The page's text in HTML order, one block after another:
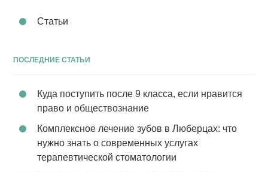
Статьи
ПОСЛЕДНИЕ СТАТЬИ
Куда поступить после 9 класса, если нравится
право и обществознание
Комплексное лечение зубов в Люберцах: что
нужно знать о современных услугах
терапевтической стоматологии